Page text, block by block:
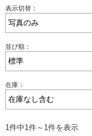
表示切替：
並び順：
在庫：
1件中1件～1件を表示